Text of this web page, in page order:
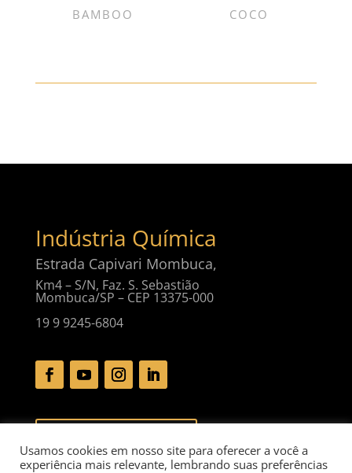
BAMBOO COCO
Indústria Química
Estrada Capivari Mombuca,
Km4 – S/N, Faz. S. Sebastião
Mombuca/SP – CEP 13375-000
19 9 9245-6804
Usamos cookies em nosso site para oferecer a você a
experiência mais relevante, lembrando suas preferências